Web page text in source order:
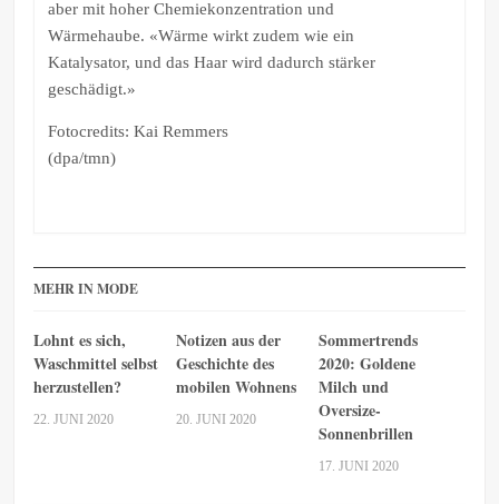
aber mit hoher Chemiekonzentration und
Wärmehaube. «Wärme wirkt zudem wie ein
Katalysator, und das Haar wird dadurch stärker
geschädigt.»
Fotocredits: Kai Remmers
(dpa/tmn)
MEHR IN MODE
Lohnt es sich,
Waschmittel selbst
herzustellen?
22. JUNI 2020
Notizen aus der
Geschichte des
mobilen Wohnens
20. JUNI 2020
Sommertrends
2020: Goldene
Milch und
Oversize-
Sonnenbrillen
17. JUNI 2020